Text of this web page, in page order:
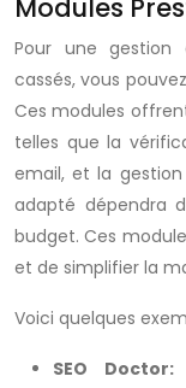
Modules
Pour une gestion
cassés, vous
Ces modules
telles que la
email, et la gestion
adapté dépendra
budget. Ces
et de simplifier la
Voici quelques
SEO Doctor: